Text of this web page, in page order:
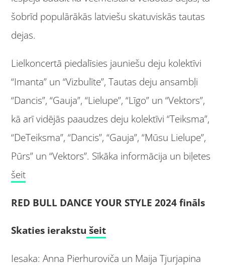
šobrīd populārākās latviešu skatuviskās tautas
dejas.
Lielkoncertā piedalīsies jauniešu deju kolektīvi
“Imanta” un “Vizbulīte”, Tautas deju ansambļi
“Dancis”, “Gauja”, “Lielupe”, “Līgo” un “Vektors”,
kā arī vidējās paaudzes deju kolektīvi “Teiksma”,
“DeTeiksma”, “Dancis”, “Gauja”, “Mūsu Lielupe”,
Pūrs” un “Vektors”. Sīkāka informācija un biļetes
šeit
RED BULL DANCE YOUR STYLE 2024 fināls
Skaties ierakstu šeit
Iesaka: Anna Pierhuroviča un Maija Tjurjapina